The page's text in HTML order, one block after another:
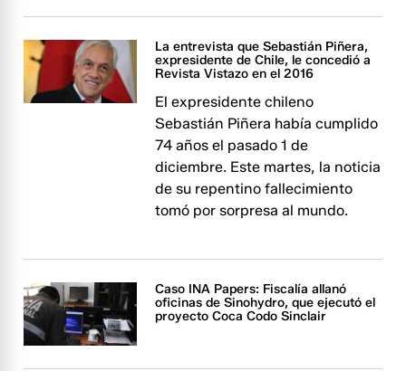
La entrevista que Sebastián Piñera,
expresidente de Chile, le concedió a
Revista Vistazo en el 2016
El expresidente chileno
Sebastián Piñera había cumplido
74 años el pasado 1 de
diciembre. Este martes, la noticia
de su repentino fallecimiento
tomó por sorpresa al mundo.
Caso INA Papers: Fiscalía allanó
oficinas de Sinohydro, que ejecutó el
proyecto Coca Codo Sinclair